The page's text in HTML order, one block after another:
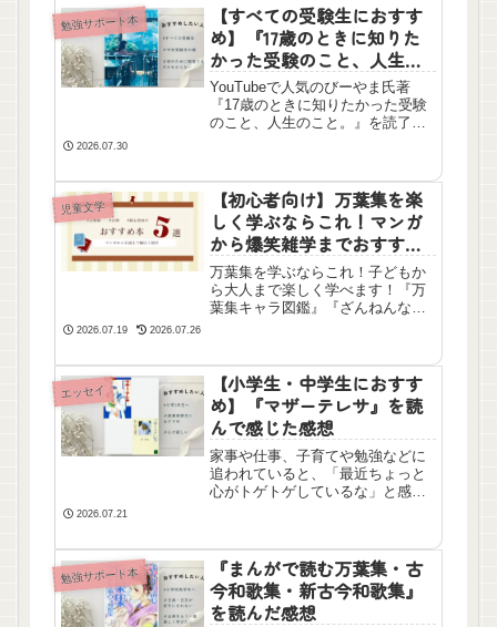
します。デジタルよりアナログ管
理派の親御さんに最適な、最強の
整理ツールです。
勉強サポート本
【すべての受験生におすす
め】『17歳のときに知りた
かった受験のこと、人生の
こと。』びーやまを読んだ
感想
YouTubeで人気のびーやま氏著
『17歳のときに知りたかった受験
のこと、人生のこと。』を読了し
理解や将来のキャリアに繋がる考
え方が分かりやすく書かれた一冊
です。
2026.07.30
児童文学
【初心者向け】万葉集を楽
しく学ぶならこれ！マンガ
から爆笑雑学までおすすめ5
選
万葉集を学ぶならこれ！子どもか
ら大人まで楽しく学べます！『万
葉集キャラ図鑑』『ざんねんな万
や歌人の人間ドラマがスッと頭に
入る、おすすめ本をご紹介しま
す。
2026.07.19 2026.07.26
エッセイ
【小学生・中学生におすす
め】『マザーテレサ』を読
んで感じた感想
家事や仕事、子育てや勉強などに
追われていると、「最近ちょっと
心がトゲトゲしているな」と感じ
しい一冊です。読んだ後、いつも
の風景が少しだけ温かく見えてく
るはずですよ。
2026.07.21
勉強サポート本
『まんがで読む万葉集・古
今和歌集・新古今和歌集』
を読んだ感想